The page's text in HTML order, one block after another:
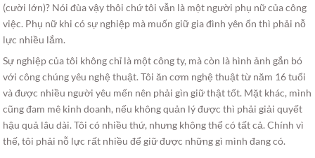
(cười lớn)? Nói đùa vậy thôi chứ tôi vẫn là một người phụ nữ của công
việc. Phụ nữ khi có sự nghiệp mà muốn giữ gia đình yên ổn thì phải nỗ
lực nhiều lắm.
Sự nghiệp của tôi không chỉ là một công ty, mà còn là hình ảnh gắn bó
với công chúng yêu nghệ thuật. Tôi ăn cơm nghệ thuật từ năm 16 tuổi
và được nhiều người yêu mến nên phải gìn giữ thật tốt. Mặt khác, mình
cũng đam mê kinh doanh, nếu không quản lý được thì phải giải quyết
hậu quả lâu dài. Tôi có nhiều thứ, nhưng không thể có tất cả. Chính vì
thế, tôi phải nỗ lực rất nhiều để giữ được những gì mình đang có.